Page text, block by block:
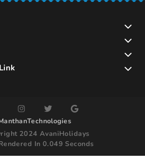
2024 AvaniHolidays
In 0.049 Seconds